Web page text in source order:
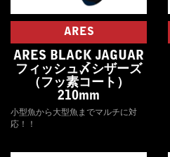
ARES
ARES BLACK JAGUAR
フィッシュ〆シザーズ
（フッ素コート）
210mm
小型魚から大型魚までマルチに対
応！！